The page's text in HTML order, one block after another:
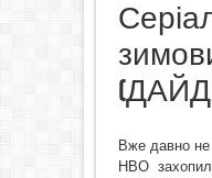
Вже давно
HBO